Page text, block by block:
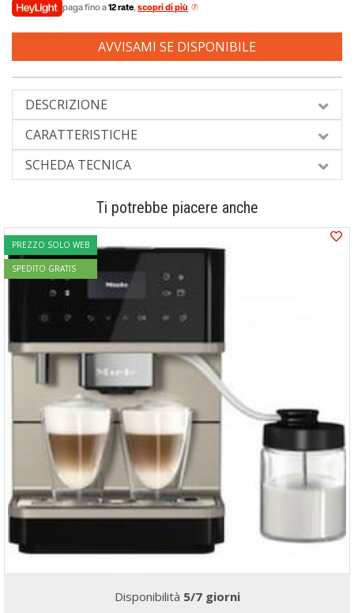
paga fino a12 rate, scopri di più
AVVISAMI SE DISPONIBILE
DESCRIZIONE
CARATTERISTICHE
SCHEDA TECNICA
Ti potrebbe piacere anche
PREZZO SOLO WEB
SPEDITO GRATIS
Disponibilità 5/7 giorni